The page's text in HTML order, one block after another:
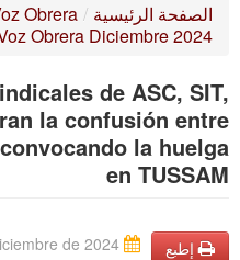
من نحن؟
بحث
للاتصال بنا HTTPS://WWW.FACEBOOK.COM/UCI.ARABE
الصفحة الرئيسية /
Obrera
Obrera Diciembre 2024
de ASC, SIT,
la confusión entre
la huelga
en TUSSAM
إطبع